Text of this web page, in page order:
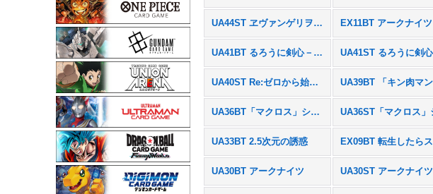
UA44ST ヱヴァンゲリヲン新劇場版
UA41BT るろうに剣心－明治剣客浪漫譚－
UA40ST Re:ゼロから始める異世界生活
UA36BT「マクロス」シリーズ
UA33BT 2.5次元の誘惑
UA30BT アークナイツ UA30ST アークナイツ